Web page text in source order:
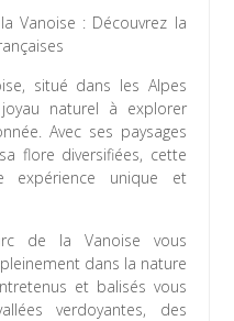
Vanoise : Découvrez la
situé dans les Alpes
naturel à explorer
Avec ses paysages
flore diversifiées, cette
expérience unique et
de la Vanoise vous
dans la nature
et balisés vous
verdoyantes, des